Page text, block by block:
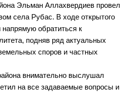
Эльман Аллахвердиев провел
села Рубас. В ходе открытого
напрямую обратиться к
подняв ряд актуальных
споров и частных
внимательно выслушал
на все задаваемые вопросы и